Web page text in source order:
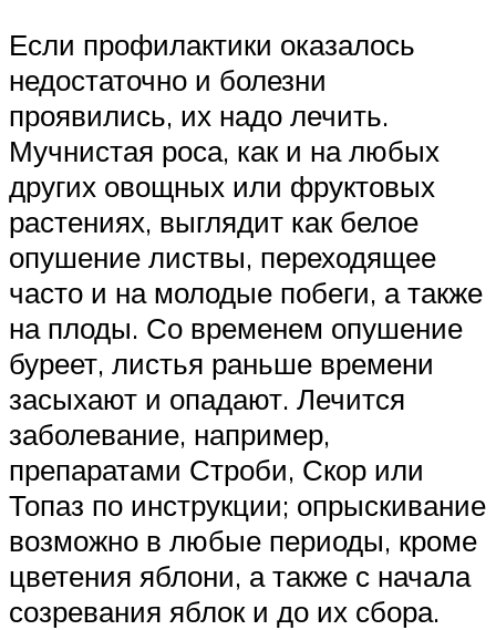
Если профилактики оказалось
недостаточно и болезни
проявились, их надо лечить.
Мучнистая роса, как и на любых
других овощных или фруктовых
растениях, выглядит как белое
опушение листвы, переходящее
часто и на молодые побеги, а также
на плоды. Со временем опушение
буреет, листья раньше времени
засыхают и опадают. Лечится
заболевание, например,
препаратами Строби, Скор или
Топаз по инструкции; опрыскивание
возможно в любые периоды, кроме
цветения яблони, а также с начала
созревания яблок и до их сбора.